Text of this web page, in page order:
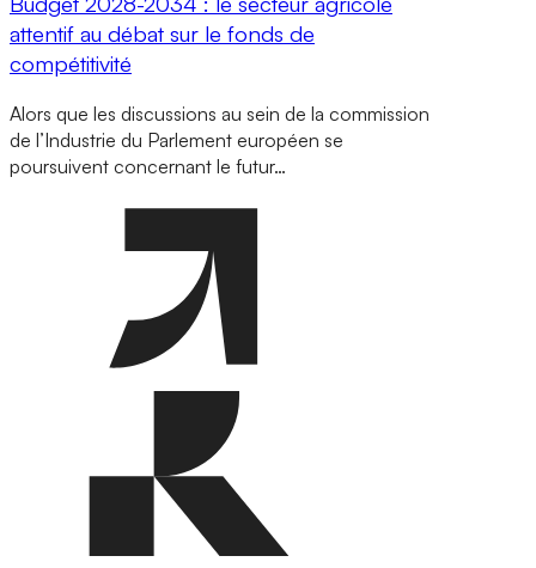
attentif au débat sur le fonds de
compétitivité
Alors que les discussions au sein de la commission
de l’Industrie du Parlement européen se
poursuivent concernant le futur…